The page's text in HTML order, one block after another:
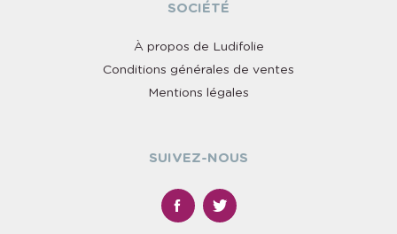
SOCIÉTÉ
À propos de Ludifolie
Conditions générales de ventes
Mentions légales
SUIVEZ-NOUS